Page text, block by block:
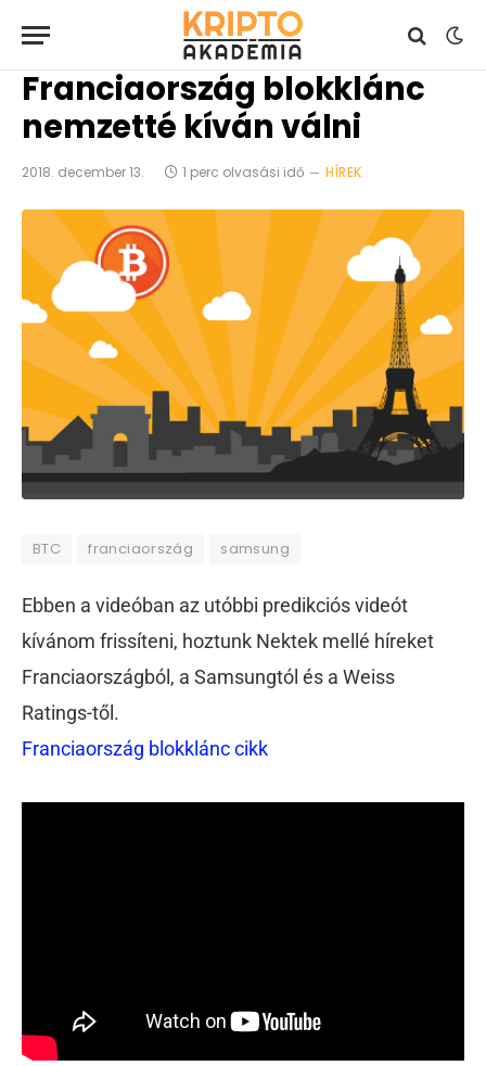
Franciaország blokklánc
nemzetté kíván válni
2018. december 13. 1 perc olvasási idő HÍREK
BTC franciaország samsung
Ebben a videóban az utóbbi predikciós videót
kívánom frissíteni, hoztunk Nektek mellé híreket
Franciaországból, a Samsungtól és a Weiss
Ratings-től.
Franciaország blokklánc cikk